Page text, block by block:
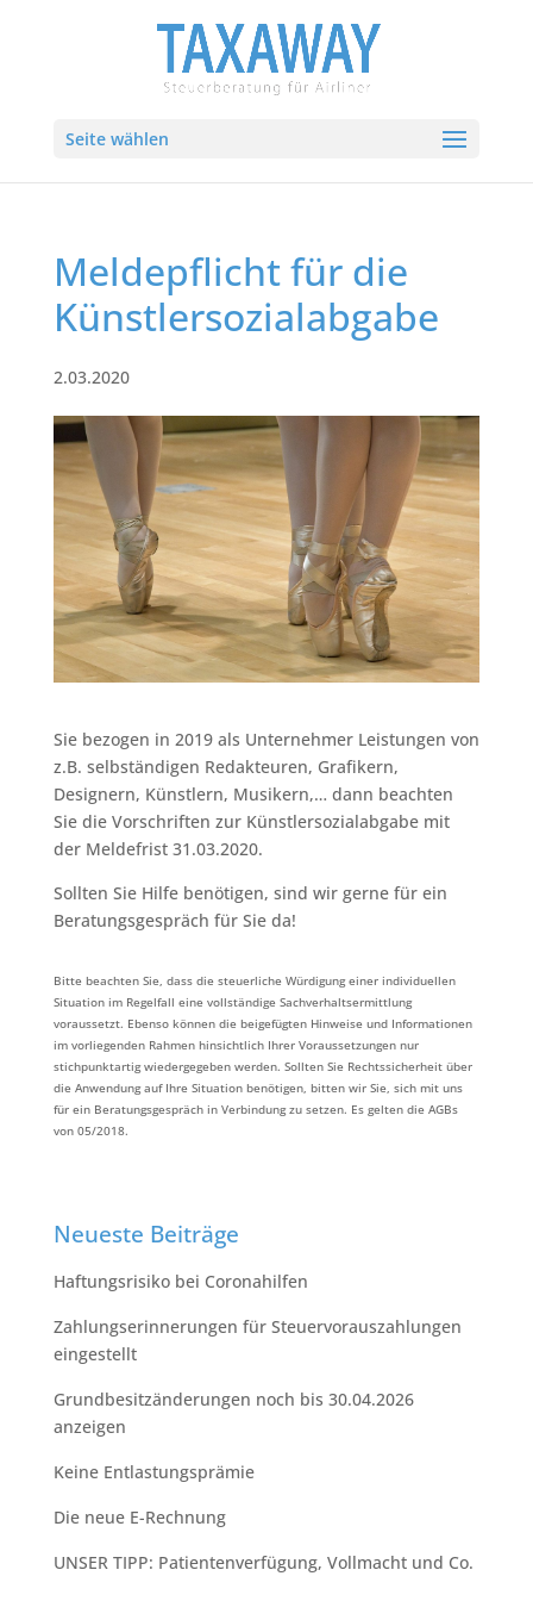
Seite wählen
Meldepflicht für die
Künstlersozialabgabe
2.03.2020
Sie bezogen in 2019 als Unternehmer Leistungen von
z.B. selbständigen Redakteuren, Grafikern,
Designern, Künstlern, Musikern,… dann beachten
Sie die Vorschriften zur Künstlersozialabgabe mit
der Meldefrist 31.03.2020.
Sollten Sie Hilfe benötigen, sind wir gerne für ein
Beratungsgespräch für Sie da!⁠ ⁠
Bitte beachten Sie, dass die steuerliche Würdigung einer individuellen
Situation im Regelfall eine vollständige Sachverhaltsermittlung
voraussetzt. Ebenso können die beigefügten Hinweise und Informationen
im vorliegenden Rahmen hinsichtlich Ihrer Voraussetzungen nur
stichpunktartig wiedergegeben werden. Sollten Sie Rechtssicherheit über
die Anwendung auf Ihre Situation benötigen, bitten wir Sie, sich mit uns
für ein Beratungsgespräch in Verbindung zu setzen. Es gelten die AGBs
von 05/2018.
Neueste Beiträge
Haftungsrisiko bei Coronahilfen
Zahlungserinnerungen für Steuervorauszahlungen
eingestellt
Grundbesitzänderungen noch bis 30.04.2026
anzeigen
Keine Entlastungsprämie
Die neue E-Rechnung
UNSER TIPP:⁠ Patientenverfügung, Vollmacht und Co.⁠